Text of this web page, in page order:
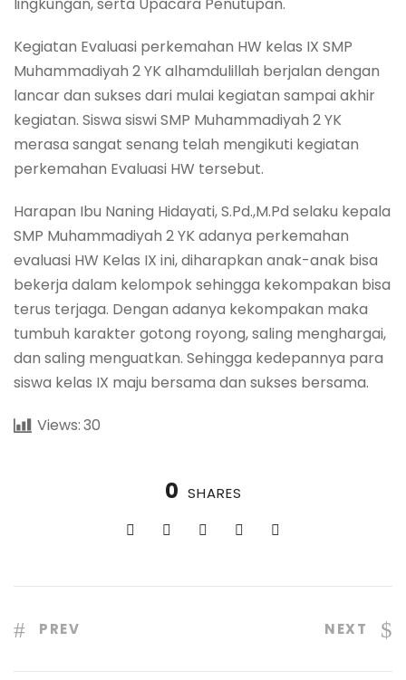
Kegiatan Evaluasi perkemahan HW kelas IX SMP
Muhammadiyah 2 YK alhamdulillah berjalan dengan
lancar dan sukses dari mulai kegiatan sampai akhir
kegiatan. Siswa siswi SMP Muhammadiyah 2 YK
merasa sangat senang telah mengikuti kegiatan
perkemahan Evaluasi HW tersebut.
Harapan Ibu Naning Hidayati, S.Pd.,M.Pd selaku kepala
SMP Muhammadiyah 2 YK adanya perkemahan
evaluasi HW Kelas IX ini, diharapkan anak-anak bisa
bekerja dalam kelompok sehingga kekompakan bisa
terus terjaga. Dengan adanya kekompakan maka
tumbuh karakter gotong royong, saling menghargai,
dan saling menguatkan. Sehingga kedepannya para
siswa kelas IX maju bersama dan sukses bersama.
Views:30
0 SHARES
PREV NEXT